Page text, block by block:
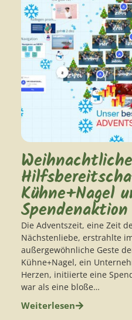
Weihnachtliche
Kühne+Nagel
Die Adventszeit, eine Zeit
Nächstenliebe, erstrahlte
außergewöhnliche Geste
Kühne+Nagel, ein
Herzen, initiierte eine
war als eine bloße…
Weiterlesen